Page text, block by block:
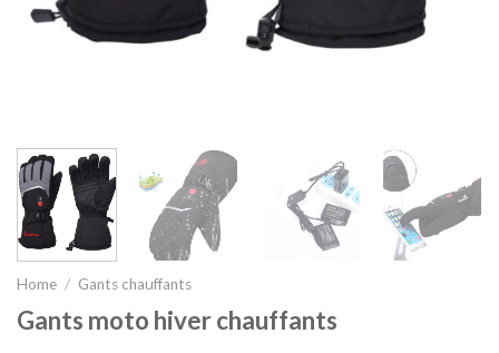
Home / Gants chauffants
Gants moto hiver chauffants